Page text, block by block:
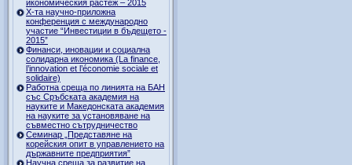
икономическия растеж – 2015
Х-та научно-приложна
конференция с международно
участие “Инвестиции в бъдещето -
2015”
Финанси, иновации и социална
солидарна икономика (La finance,
l’innovation et l’économie sociale et
solidaire)
Работна среща по линията на БАН
със Сръбската академия на
науките и Македонската академия
на науките за установяване на
съвместно сътрудничество
Семинар „Представяне на
корейския опит в управлението на
държавните предприятия”
Научна среща за развитие на